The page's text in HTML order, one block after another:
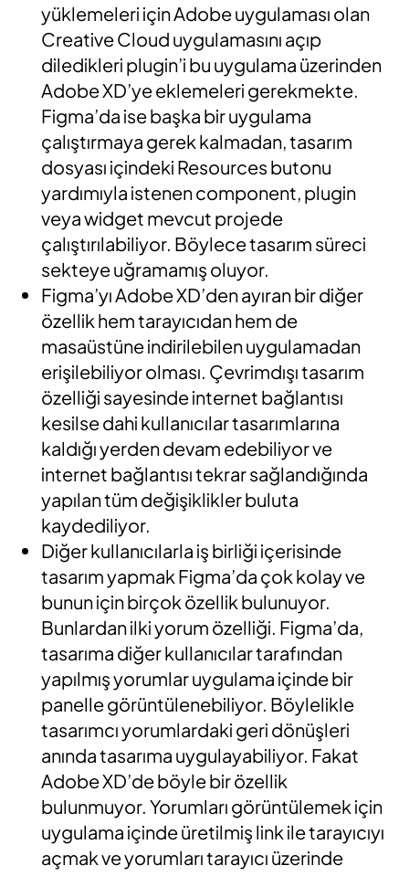
yüklemeleri için Adobe uygulaması olan
Creative Cloud uygulamasını açıp
diledikleri plugin’i bu uygulama üzerinden
Adobe XD’ye eklemeleri gerekmekte.
Figma’da ise başka bir uygulama
çalıştırmaya gerek kalmadan, tasarım
dosyası içindeki Resources butonu
yardımıyla istenen component, plugin
veya widget mevcut projede
çalıştırılabiliyor. Böylece tasarım süreci
sekteye uğramamış oluyor.
Figma’yı Adobe XD’den ayıran bir diğer
özellik hem tarayıcıdan hem de
masaüstüne indirilebilen uygulamadan
erişilebiliyor olması. Çevrimdışı tasarım
özelliği sayesinde internet bağlantısı
kesilse dahi kullanıcılar tasarımlarına
kaldığı yerden devam edebiliyor ve
internet bağlantısı tekrar sağlandığında
yapılan tüm değişiklikler buluta
kaydediliyor.
Diğer kullanıcılarla iş birliği içerisinde
tasarım yapmak Figma’da çok kolay ve
bunun için birçok özellik bulunuyor.
Bunlardan ilki yorum özelliği. Figma’da,
tasarıma diğer kullanıcılar tarafından
yapılmış yorumlar uygulama içinde bir
panelle görüntülenebiliyor. Böylelikle
tasarımcı yorumlardaki geri dönüşleri
anında tasarıma uygulayabiliyor. Fakat
Adobe XD’de böyle bir özellik
bulunmuyor. Yorumları görüntülemek için
uygulama içinde üretilmiş link ile tarayıcıyı
açmak ve yorumları tarayıcı üzerinde